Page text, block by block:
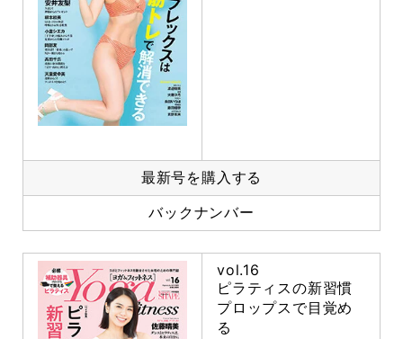
最新号を購入する
バックナンバー
vol.16
ピラティスの新習慣
プロップスで目覚め
る